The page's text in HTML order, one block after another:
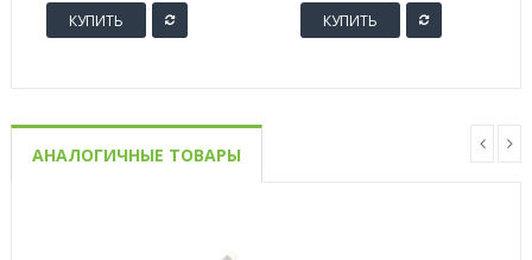
КУПИТЬ КУПИТЬ
АНАЛОГИЧНЫЕ ТОВАРЫ